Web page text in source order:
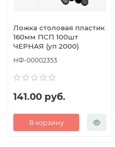
Ложка столовая пластик
160мм ПСП 100шт
ЧЕРНАЯ (уп 2000)
НФ-00002353
141.00 руб.
В корзину